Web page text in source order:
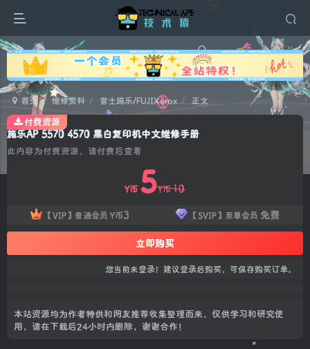
广告
首页 维修资料 富士施乐/FUJIXerox 正文
施乐AP 5570 4570 黑白复印机中文维修手册
此内容为付费资源，请付费后查看
Y币 5Y币10
【VIP】普通会员 Y币3 【SVIP】至尊会员 免费
立即购买
您当前未登录！建议登录后购买，可保存购买订单。
本站资源均为作者特供和网友推荐收集整理而来，仅供学习和研究使
用，请在下载后24小时内删除，谢谢合作！
付费资源